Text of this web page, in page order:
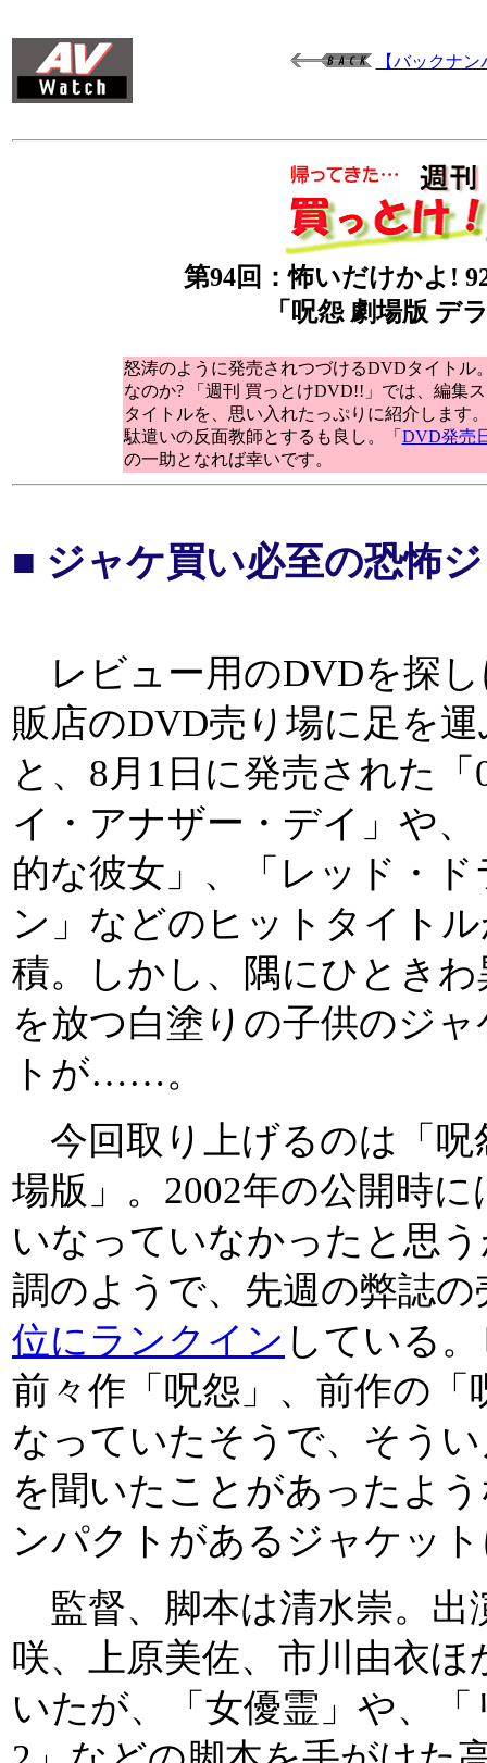
【バックナ
第94回：怖いだけかよ!
「呪怨 劇場版 デ
怒涛のように発売されつづけるDVDタイトル
なのか? 「週刊 買っとけDVD!!」では、編集
タイトルを、思い入れたっぷりに紹介します
駄遣いの反面教師とするも良し。「 DVD発売
の一助となれば幸いです。
■ ジャケ買い必至の恐怖
レビュー用のDVDを探し
販店のDVD売り場に足を
と、8月1日に発売された「
イ・アナザー・デイ」や、
的な彼女」、「レッド・ド
ン」などのヒットタイト
積。しかし、隅にひときわ
を放つ白塗りの子供のジャ
トが……。
今回取り上げるのは「呪
場版」。2002年の公開時
いなっていなかったと思
調のようで、先週の弊誌
位にランクイン している
前々作「呪怨」、前作の
なっていたそうで、そう
を聞いたことがあったよ
ンパクトがあるジャケッ
監督、脚本は清水崇。出
咲、上原美佐、市川由衣
いたが、「女優霊」や、